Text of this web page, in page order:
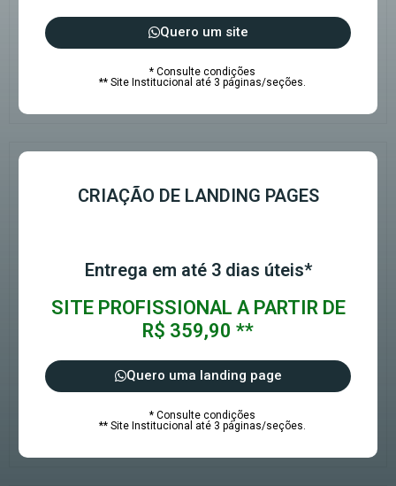
Quero um site
* Consulte condições
** Site Institucional até 3 páginas/seções.
CRIAÇÃO DE LANDING PAGES
Entrega em até 3 dias úteis*
SITE PROFISSIONAL A PARTIR DE
R$ 359,90 **
Quero uma landing page
* Consulte condições
** Site Institucional até 3 páginas/seções.